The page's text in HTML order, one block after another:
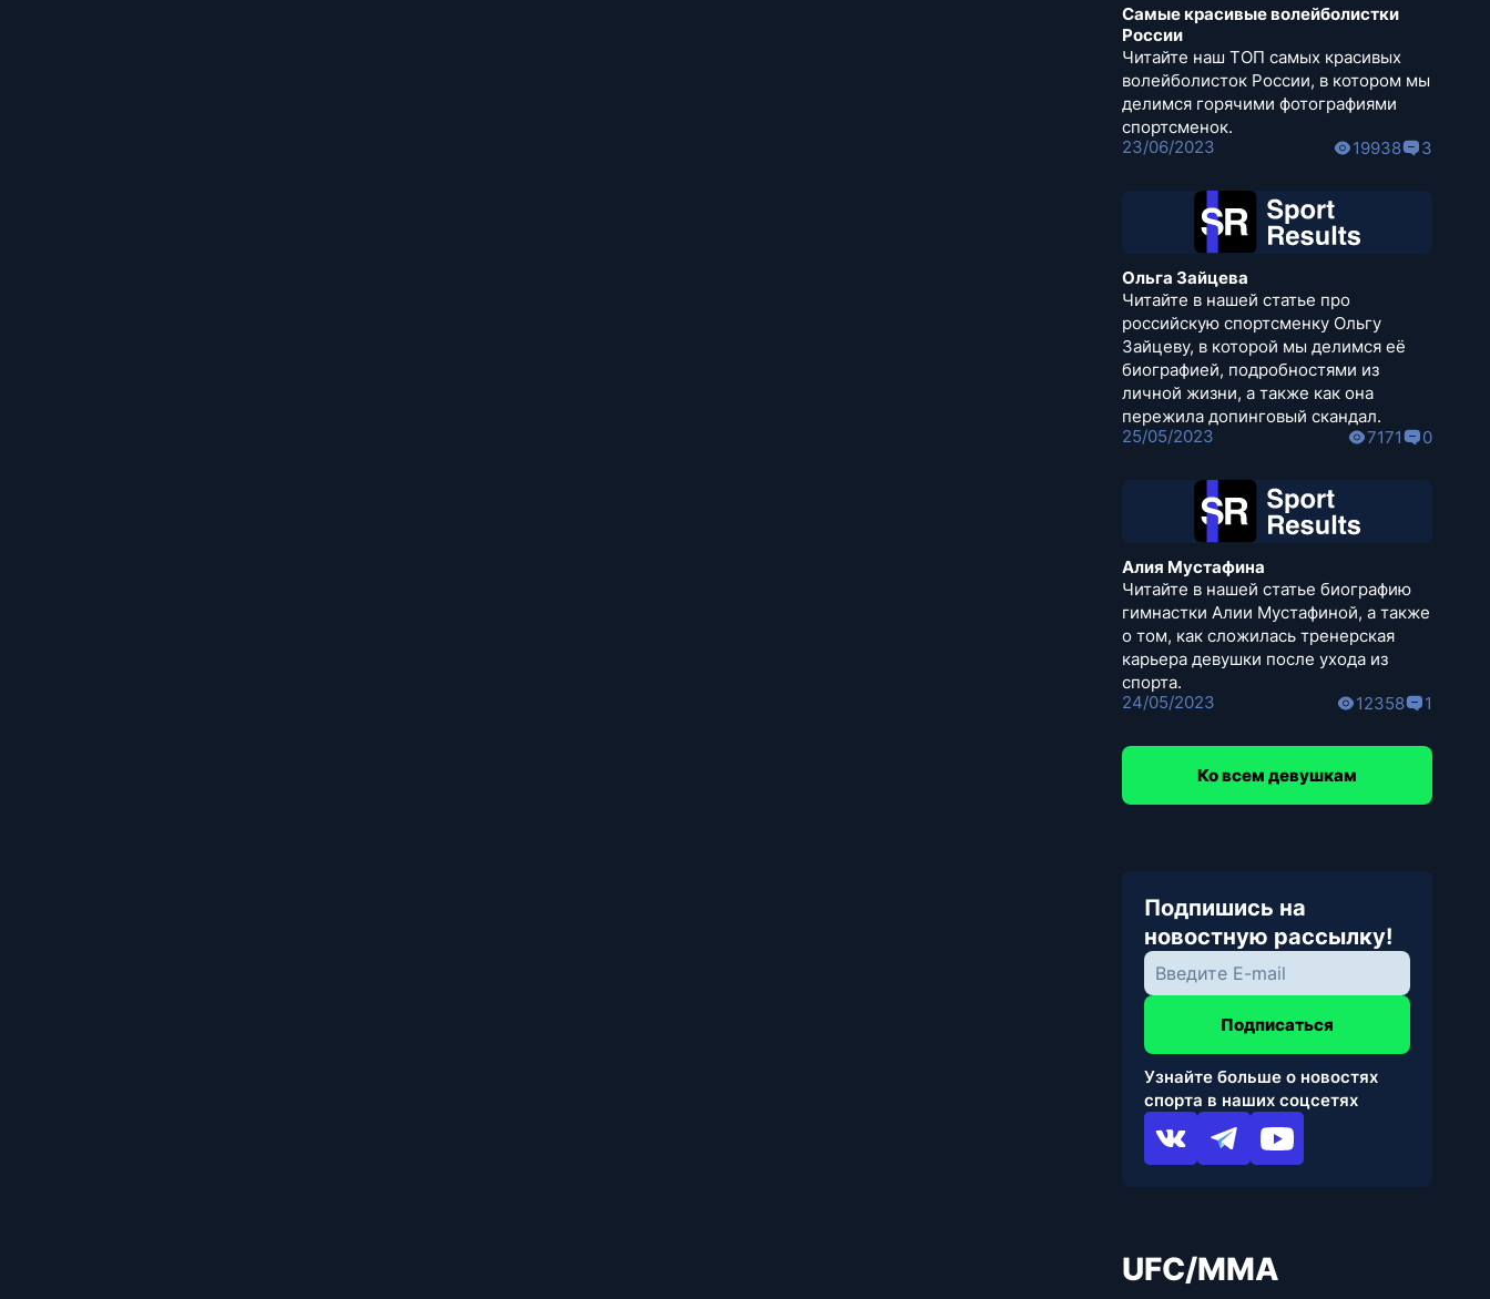
Самые красивые волейболистки
России
Читайте наш ТОП самых красивых
волейболисток России, в котором мы
делимся горячими фотографиями
спортсменок.
23/06/2023
19938 3
Ольга Зайцева
Читайте в нашей статье про
российскую спортсменку Ольгу
Зайцеву, в которой мы делимся её
биографией, подробностями из
личной жизни, а также как она
пережила допинговый скандал.
25/05/2023
7171 0
Алия Мустафина
Читайте в нашей статье биографию
гимнастки Алии Мустафиной, а также
о том, как сложилась тренерская
карьера девушки после ухода из
спорта.
24/05/2023
12358 1
Ко всем девушкам
Подпишись на
новостную рассылку!
Подписаться
Узнайте больше о новостях
спорта в наших соцсетях
UFC/MMA